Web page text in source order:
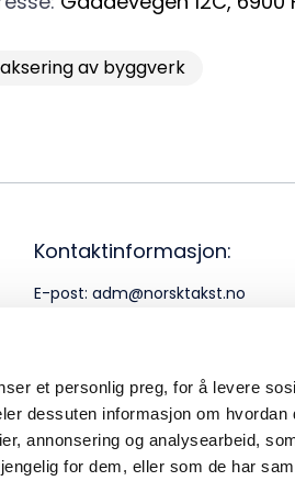
et personlig preg, for å levere
dessuten informasjon om hvordan
annonsering og analysearbeid,
for dem, eller som de har
av byggverk
Kontaktinformasjon:
E-post: adm@norsktakst.no